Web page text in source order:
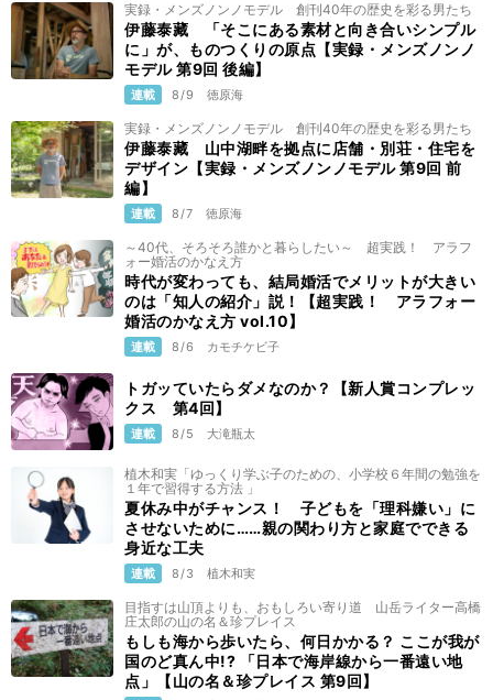
実録・メンズノンノモデル 創刊40年の歴史を彩る男たち
伊藤泰藏 「そこにある素材と向き合いシンプル
に」が、ものつくりの原点【実録・メンズノンノ
モデル 第9回 後編】
連載 8/9 徳原海
実録・メンズノンノモデル 創刊40年の歴史を彩る男たち
伊藤泰藏 山中湖畔を拠点に店舗・別荘・住宅を
デザイン【実録・メンズノンノモデル 第9回 前
編】
連載 8/7 徳原海
～40代、そろそろ誰かと暮らしたい～ 超実践！ アラフ
ォー婚活のかなえ方
時代が変わっても、結局婚活でメリットが大きい
のは「知人の紹介」説！【超実践！ アラフォー
婚活のかなえ方 vol.10】
連載 8/6 カモチケビ子
トガッていたらダメなのか？【新人賞コンプレッ
クス 第4回】
連載 8/5 大滝瓶太
植木和実「ゆっくり学ぶ子のための、小学校６年間の勉強を
１年で習得する方法 」
夏休み中がチャンス！ 子どもを「理科嫌い」に
させないために……親の関わり方と家庭でできる
身近な工夫
連載 8/3 植木和実
目指すは山頂よりも、おもしろい寄り道 山岳ライター高橋
庄太郎の山の名＆珍プレイス
もしも海から歩いたら、何日かかる？ ここが我が
国のど真ん中!? 「日本で海岸線から一番遠い地
点」【山の名＆珍プレイス 第9回】